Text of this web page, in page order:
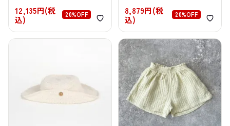
12,135円(税
込)
20%OFF
8,879円(税
込)
20%OFF